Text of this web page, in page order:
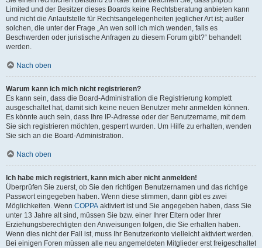
Limited und der Besitzer dieses Boards keine Rechtsberatung anbieten kann
und nicht die Anlaufstelle für Rechtsangelegenheiten jeglicher Art ist; außer
solchen, die unter der Frage „An wen soll ich mich wenden, falls es
Beschwerden oder juristische Anfragen zu diesem Forum gibt?“ behandelt
werden.
Nach oben
Warum kann ich mich nicht registrieren?
Es kann sein, dass die Board-Administration die Registrierung komplett
ausgeschaltet hat, damit sich keine neuen Benutzer mehr anmelden können.
Es könnte auch sein, dass Ihre IP-Adresse oder der Benutzername, mit dem
Sie sich registrieren möchten, gesperrt wurden. Um Hilfe zu erhalten, wenden
Sie sich an die Board-Administration.
Nach oben
Ich habe mich registriert, kann mich aber nicht anmelden!
Überprüfen Sie zuerst, ob Sie den richtigen Benutzernamen und das richtige
Passwort eingegeben haben. Wenn diese stimmen, dann gibt es zwei
Möglichkeiten. Wenn COPPA aktiviert ist und Sie angegeben haben, dass Sie
unter 13 Jahre alt sind, müssen Sie bzw. einer Ihrer Eltern oder Ihrer
Erziehungsberechtigten den Anweisungen folgen, die Sie erhalten haben.
Wenn dies nicht der Fall ist, muss Ihr Benutzerkonto vielleicht aktiviert werden.
Bei einigen Foren müssen alle neu angemeldeten Mitglieder erst freigeschaltet